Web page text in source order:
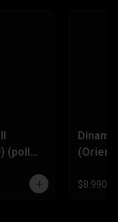
(pollo
,queso
$8.990